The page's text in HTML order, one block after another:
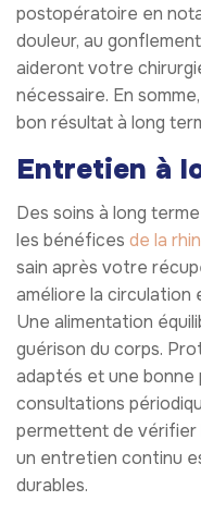
postopératoire en
douleur, au
aideront votre
nécessaire. En
bon résultat à long
Entretien à
Des soins à long
les bénéfices de la
sain après votre
améliore la circulation
Une alimentation
guérison du corps.
adaptés et une
consultations
permettent de vérifier
un entretien continu
durables.